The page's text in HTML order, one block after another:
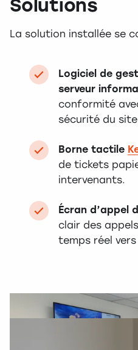
Solutions
La solution installée se
Logiciel de
serveur
conformité
sécurité du
Borne tactile
de tickets
intervenants.
Écran d’appel
clair des
temps réel